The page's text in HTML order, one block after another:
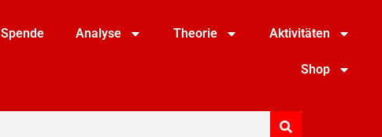
Spende Analyse Theorie Aktivitäten
Shop